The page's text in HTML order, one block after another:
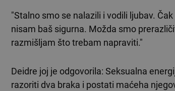
"Stalno smo se nalazili i vodili ljubav.
nisam baš sigurna. Možda smo
razmišljam što trebam napraviti."
Deidre joj je odgovorila: Seksualna
razoriti dva braka i postati maćeha